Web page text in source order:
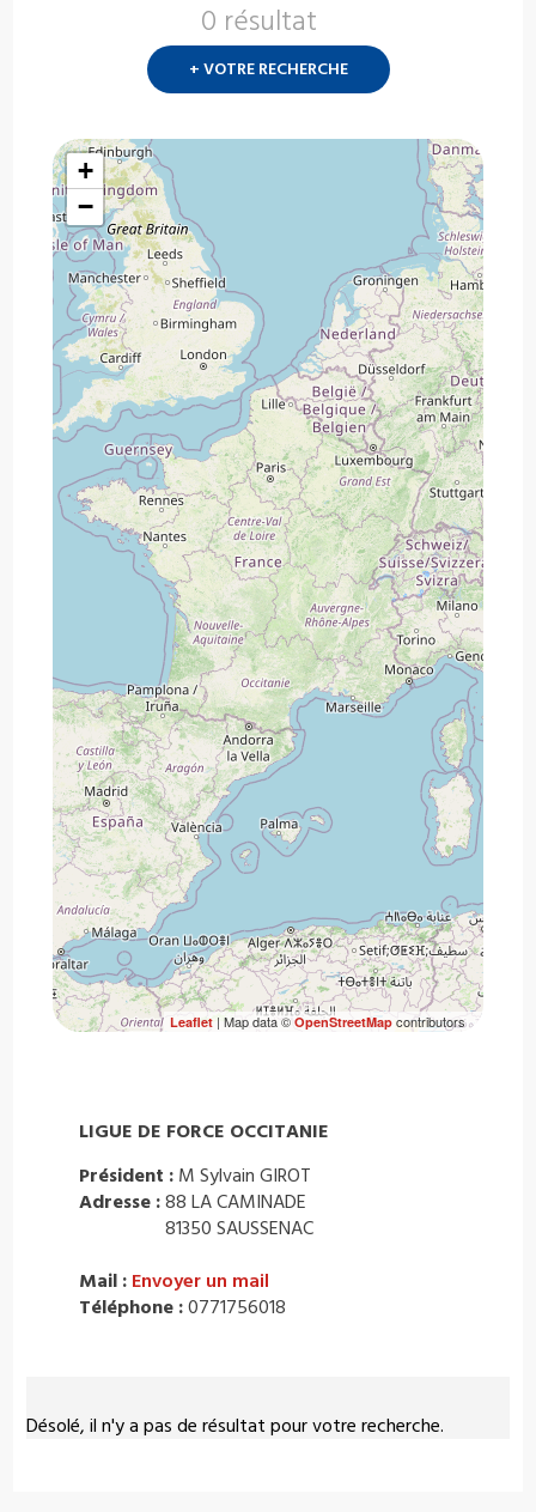
0 résultat
+ VOTRE RECHERCHE
Désolé, il n'y a pas de résultat pour votre recherche.
+
−
Leaflet| Map data ©OpenStreetMapcontributors
LIGUE DE FORCE OCCITANIE
Président : M Sylvain GIROT
Adresse :88 LA CAMINADE
81350 SAUSSENAC
Mail : Envoyer un mail
Téléphone :0771756018